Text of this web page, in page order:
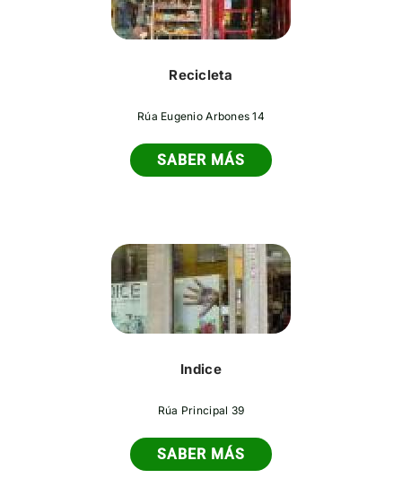
Recicleta
Rúa Eugenio Arbones 14
SABER MÁS
Indice
Rúa Principal 39
SABER MÁS